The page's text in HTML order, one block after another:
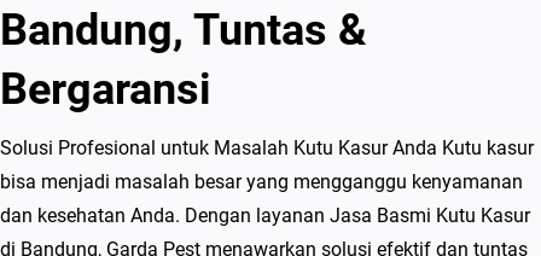
Bandung, Tuntas &
Bergaransi
Solusi Profesional untuk Masalah Kutu Kasur Anda Kutu kasur
bisa menjadi masalah besar yang mengganggu kenyamanan
dan kesehatan Anda. Dengan layanan Jasa Basmi Kutu Kasur
di Bandung, Garda Pest menawarkan solusi efektif dan tuntas